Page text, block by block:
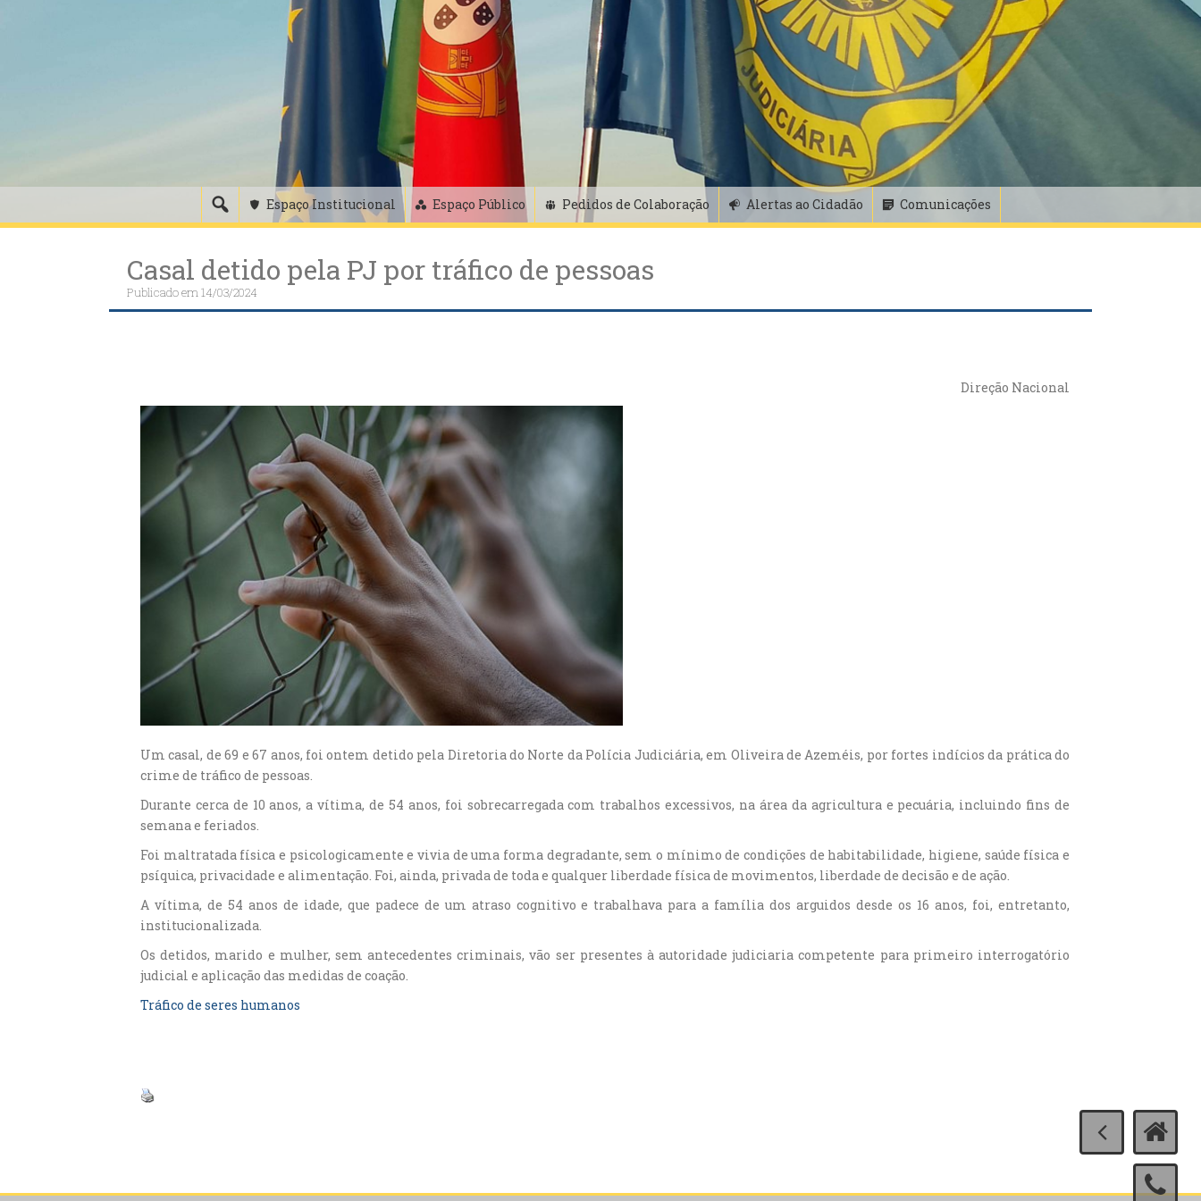
Espaço Institucional Espaço Público Pedidos de Colaboração Alertas ao Cidadão Comunicações
Casal detido pela PJ por tráfico de pessoas
Publicado em14/03/2024
Direção Nacional
Um casal, de 69 e 67 anos, foi ontem detido pela Diretoria do Norte da Polícia Judiciária, em Oliveira de Azeméis, por fortes indícios da prática do
crime de tráfico de pessoas.
Durante cerca de 10 anos, a vítima, de 54 anos, foi sobrecarregada com trabalhos excessivos, na área da agricultura e pecuária, incluindo fins de
semana e feriados.
Foi maltratada física e psicologicamente e vivia de uma forma degradante, sem o mínimo de condições de habitabilidade, higiene, saúde física e
psíquica, privacidade e alimentação. Foi, ainda, privada de toda e qualquer liberdade física de movimentos, liberdade de decisão e de ação.
A vítima, de 54 anos de idade, que padece de um atraso cognitivo e trabalhava para a família dos arguidos desde os 16 anos, foi, entretanto,
institucionalizada.
Os detidos, marido e mulher, sem antecedentes criminais, vão ser presentes à autoridade judiciaria competente para primeiro interrogatório
judicial e aplicação das medidas de coação.
Tráfico de seres humanos